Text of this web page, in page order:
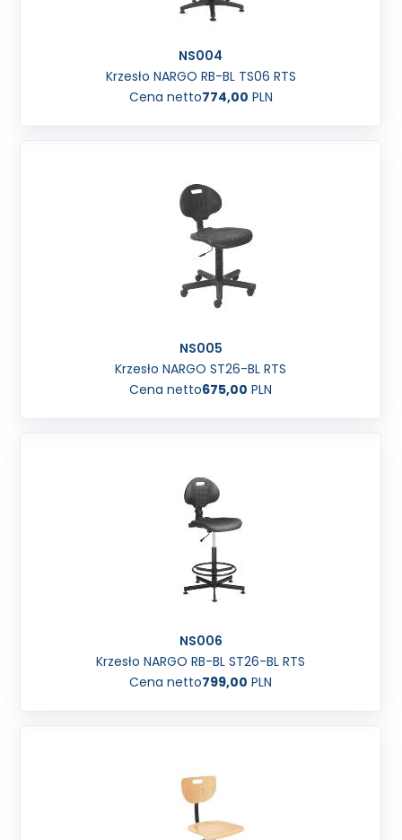
NS004
Krzesło NARGO RB-BL TS06 RTS
Cena netto774,00 PLN
NS005
Krzesło NARGO ST26-BL RTS
Cena netto675,00 PLN
NS006
Krzesło NARGO RB-BL ST26-BL RTS
Cena netto799,00 PLN